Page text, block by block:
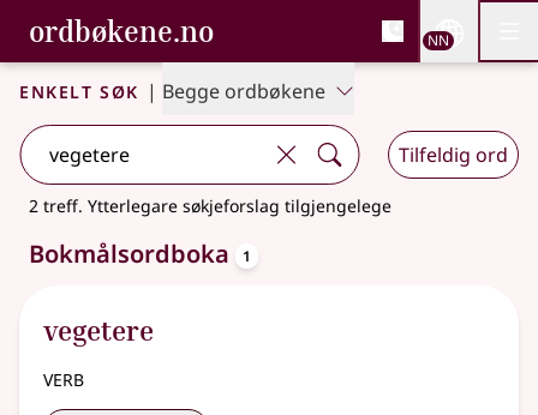
Gå til hovudinnhald
Tilgjenge
ordbøkene.no, Bokmålsordboka og
Bokmålsordboka og Nynorskordboka
NN
Enkelt søk | Begge ordbøkene
Tilfeldig ord
2 treff. Ytterlegare søkjeforslag tilgjengelege
Bokmålsordboka 1
vegetere
verb